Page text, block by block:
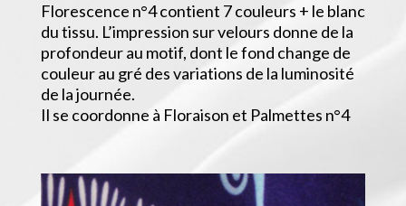
Florescence n°4 contient 7 couleurs + le blanc
du tissu. L’impression sur velours donne de la
profondeur au motif, dont le fond change de
couleur au gré des variations de la luminosité
de la journée.
Il se coordonne à Floraison et Palmettes n°4